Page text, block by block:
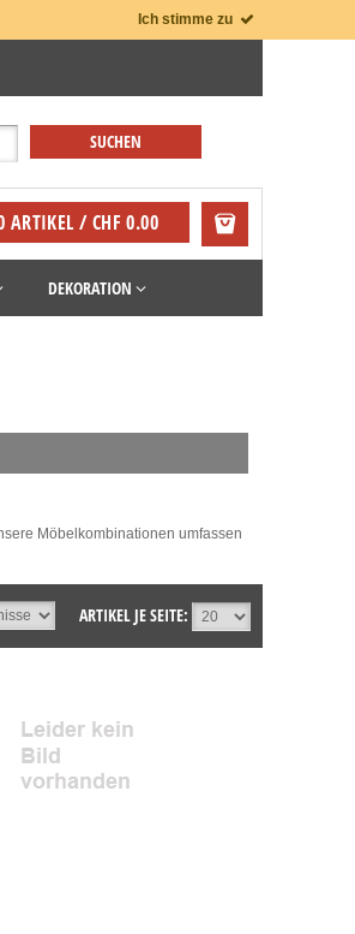
Ich stimme zu
ARTIKEL / CHF 0.00
DEKORATION
Möbelkombinationen umfassen
ARTIKEL JE SEITE: